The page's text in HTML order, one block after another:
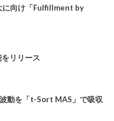
に向け「Fulfillment by
リリース
動を「t-Sort MAS」で吸収